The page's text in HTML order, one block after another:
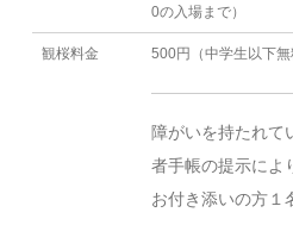
0の入場まで）
観桜料金 500円（中学生以下無
障がいを持たれて
者手帳の提示によ
お付き添いの方１